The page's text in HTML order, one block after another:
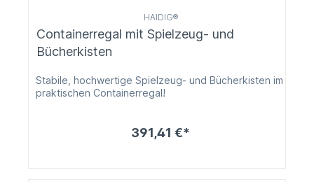
HAIDIG®
Containerregal mit Spielzeug- und
Bücherkisten
Stabile, hochwertige Spielzeug- und Bücherkisten im
praktischen Containerregal!
391,41 €*